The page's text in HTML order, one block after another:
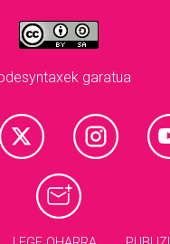
garatua